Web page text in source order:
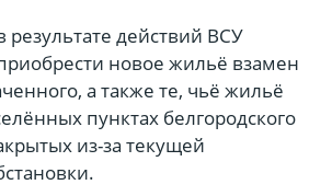
результате действий ВСУ
новое жильё взамен
а также те, чьё жильё
пунктах белгородского
из-за текущей